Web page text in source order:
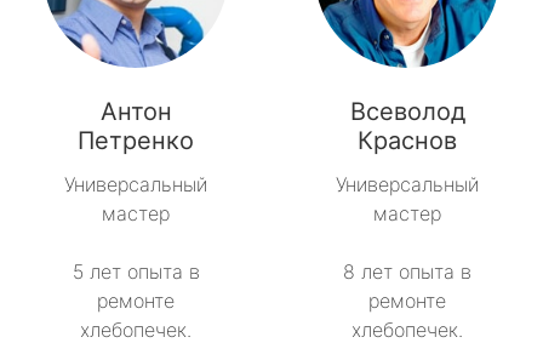
Антон
Петренко
Универсальный
мастер
5 лет опыта в
ремонте
хлебопечек.
Всеволод
Краснов
Универсальный
мастер
8 лет опыта в
ремонте
хлебопечек.